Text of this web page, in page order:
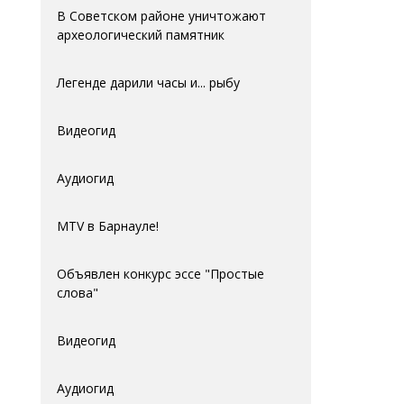
В Советском районе уничтожают
археологический памятник
Легенде дарили часы и... рыбу
Видеогид
Аудиогид
MTV в Барнауле!
Объявлен конкурс эссе "Простые
слова"
Видеогид
Аудиогид